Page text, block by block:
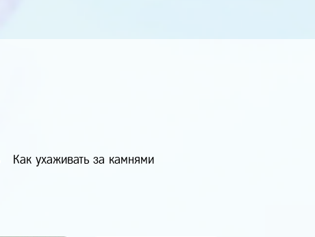
Как ухаживать за камнями